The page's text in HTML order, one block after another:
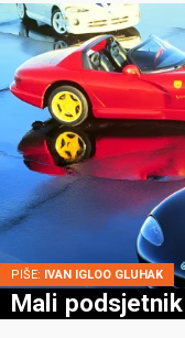
PIŠE: IVAN IGLOO GLUHAK
Mali